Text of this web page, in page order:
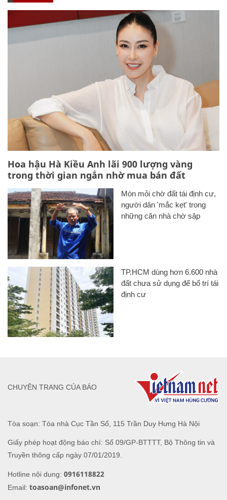
Hoa hậu Hà Kiều Anh lãi 900 lượng vàng
trong thời gian ngắn nhờ mua bán đất
Mòn mỏi chờ đất tái định cư,
người dân 'mắc kẹt' trong
những căn nhà chờ sập
TP.HCM dùng hơn 6.600 nhà
đất chưa sử dụng để bố trí tái
định cư
Tòa soạn: Tòa nhà Cục Tần Số, 115 Trần Duy Hưng Hà Nội
Giấy phép hoạt động báo chí: Số 09/GP-BTTTT, Bộ Thông tin và
Truyền thông cấp ngày 07/01/2019.
Hotline nội dung: 0916118822
Email: toasoan@infonet.vn
CHUYÊN TRANG CỦA BÁO